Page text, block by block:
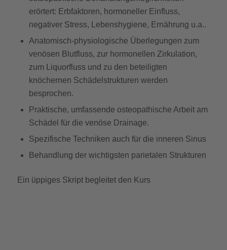
erörtert: Erbfaktoren, hormoneller Einfluss,
negativer Stress, Lebenshygiene, Ernährung u.a..
Anatomisch-physiologische Überlegungen zum
venösen Blutfluss, zur hormonellen Zirkulation,
zum Liquorfluss und zu den beteiligten
knöchernen Schädelstrukturen werden
besprochen.
Praktische, umfassende osteopathische Arbeit am
Schädel für die venöse Drainage.
Spezifische Techniken auch für die inneren Sinus
Behandlung der wichtigsten parietalen Strukturen
Ein üppiges Skript begleitet den Kurs